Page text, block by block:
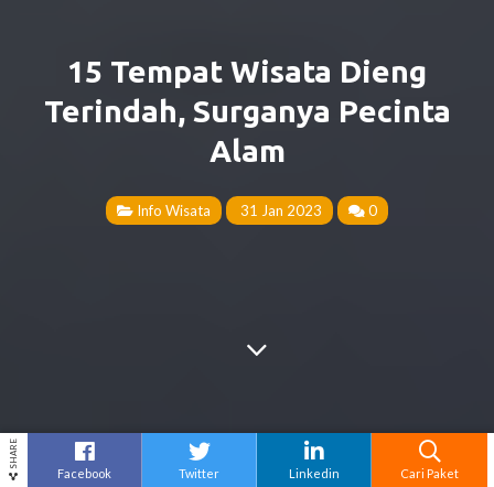
SHARE
Facebook Twitter Linkedin Cari Paket
15 Tempat Wisata Dieng
Terindah, Surganya Pecinta
Alam
Info Wisata 31 Jan 2023 0